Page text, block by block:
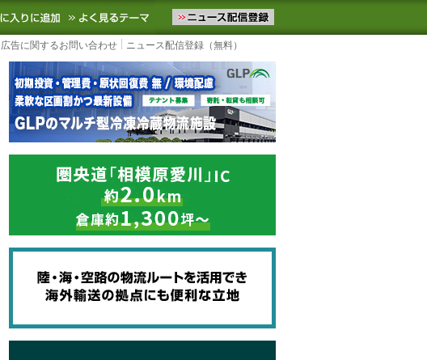
の物流ニュースをお届けします。物流ニュースメール配信を登録す
お気に入りに追加 よく見るテーマ
広告に関するお問い合わせ ニュース配信登録（無料）